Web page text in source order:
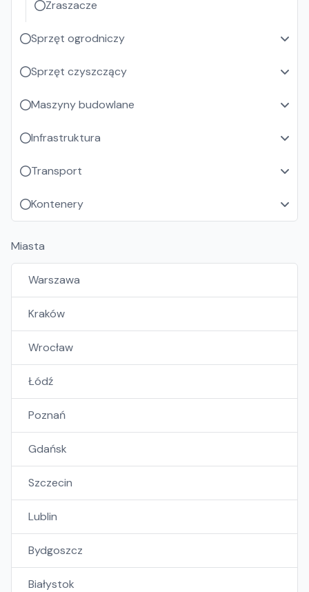
Zraszacze
Sprzęt ogrodniczy
Sprzęt czyszczący
Maszyny budowlane
Infrastruktura
Transport
Kontenery
Miasta
Warszawa
Kraków
Wrocław
Łódź
Poznań
Gdańsk
Szczecin
Lublin
Bydgoszcz
Białystok